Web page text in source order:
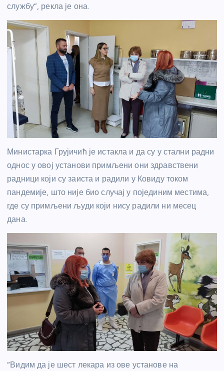
службу”, рекла је она.
Министарка Грујичић је истакла и да су у стални радни
однос у овој установи примљени они здравствени
радници који су заиста и радили у Ковиду током
пандемије, што није био случај у појединим местима,
где су примљени људи који нису радили ни месец
дана.
“Видим да је шест лекара из ове установе на